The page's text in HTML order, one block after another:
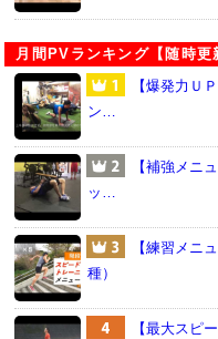
月間PVランキング【随時更
【爆発力Ｕ
ン…
【補強メニ
ッ…
【練習メニ
種）
【最大スピ